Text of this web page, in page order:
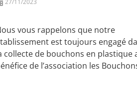
vous rappelons que notre
est toujours engagé
collecte de bouchons en plastique
de l’association les